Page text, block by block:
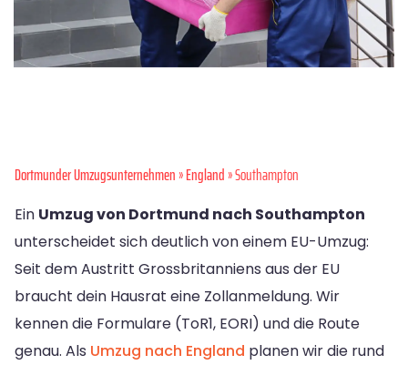
Dortmunder Umzugsunternehmen»England» Southampton
Ein Umzug von Dortmund nach Southampton
unterscheidet sich deutlich von einem EU-Umzug:
Seit dem Austritt Grossbritanniens aus der EU
braucht dein Hausrat eine Zollanmeldung. Wir
kennen die Formulare (ToR1, EORI) und die Route
genau. Als Umzug nach England planen wir die rund